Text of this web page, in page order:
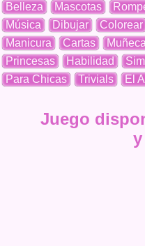
Belleza
Mascotas
Música
Dibujar Colorear
Manicura
Cartas
Princesas
Habilidad
Para Chicas
Trivials El
Juego